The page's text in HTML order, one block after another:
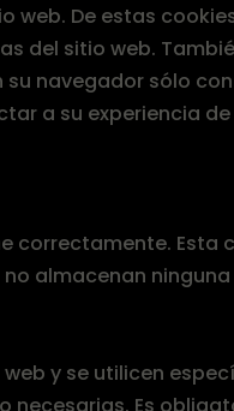
De estas
del sitio web.
navegador sólo
a su experiencia
correctamente.
almacenan
y se utilicen